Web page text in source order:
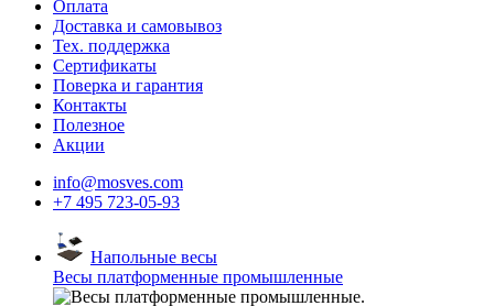
Оплата
Доставка и самовывоз
Тех. поддержка
Сертификаты
Поверка и гарантия
Контакты
Полезное
Акции
info@mosves.com
+7 495 723-05-93
Напольные весы
Весы платформенные промышленные